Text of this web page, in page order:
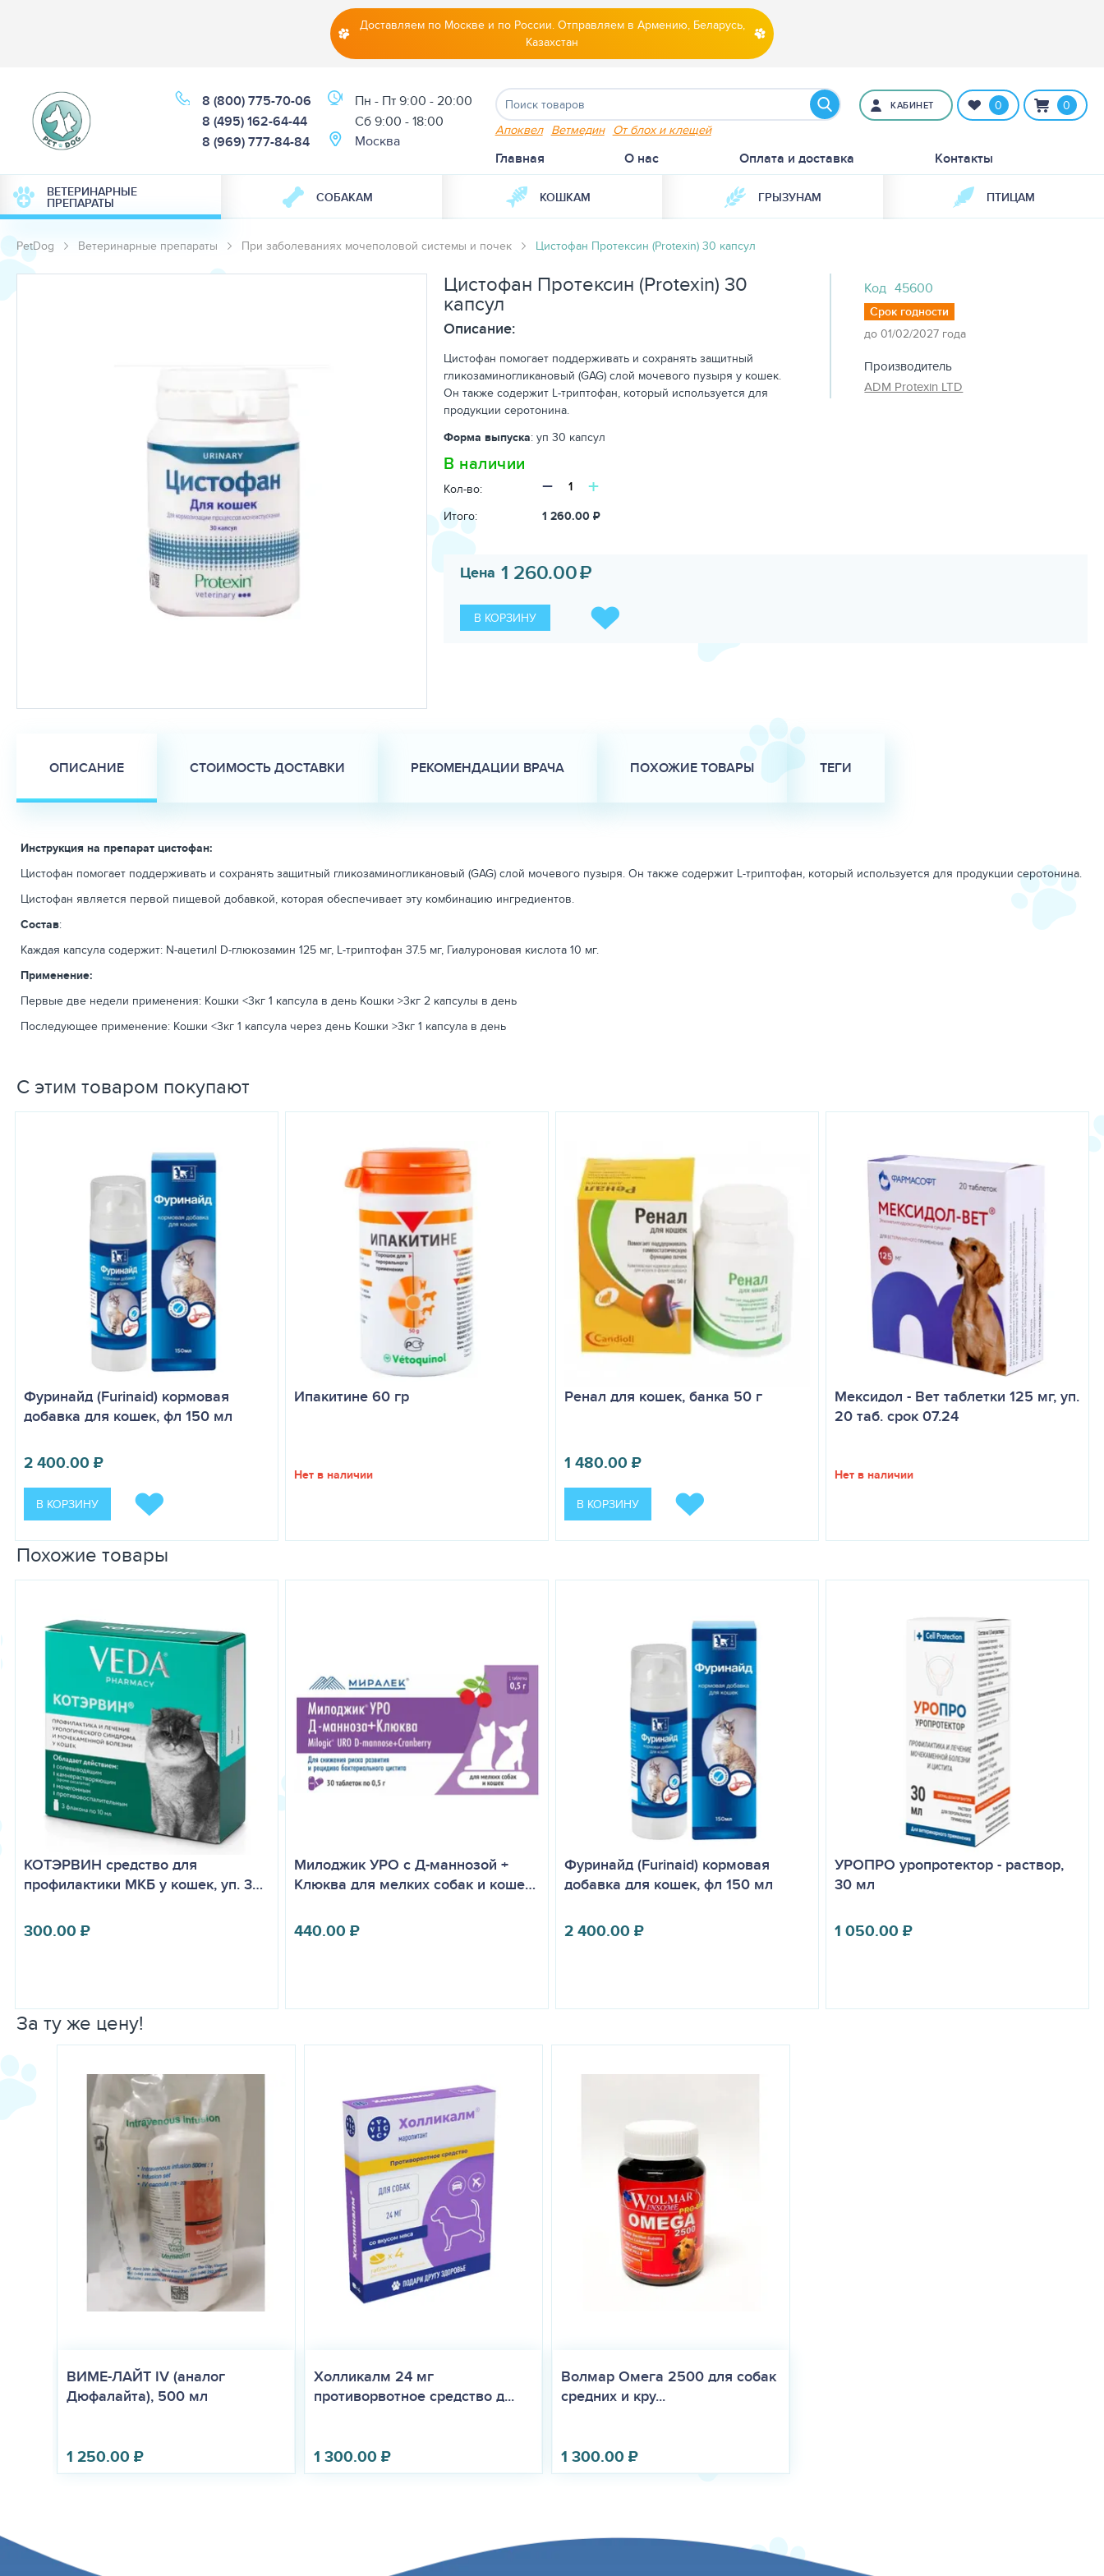
Доставляем по Москве и по России. Отправляем в Армению, Беларусь,
Казахстан
8 (800) 775-70-06
8 (495) 162-64-44
8 (969) 777-84-84
Пн - Пт 9:00 - 20:00
Cб 9:00 - 18:00
Москва
Апоквел Ветмедин От блох и клещей
КАБИНЕТ 0 0
Главная О нас Оплата и доставка Контакты
ВЕТЕРИНАРНЫЕ
ПРЕПАРАТЫ СОБАКАМ КОШКАМ ГРЫЗУНАМ ПТИЦАМ
PetDog Ветеринарные препараты При заболеваниях мочеполовой системы и почек Цистофан Протексин (Protexin) 30 капсул
Цистофан Протексин (Protexin) 30
капсул
Описание:
Цистофан помогает поддерживать и сохранять защитный
гликозаминогликановый (GAG) слой мочевого пузыря у кошек.
Он также содержит L-триптофан, который используется для
продукции серотонина.
Форма выпуска: уп 30 капсул
В наличии
Кол-во: − +
Итого: 1 260.00 ₽
Код 45600
Срок годности
до 01/02/2027 года
Производитель
ADM Protexin LTD
Цена 1 260.00₽
В КОРЗИНУ
ОПИСАНИЕ СТОИМОСТЬ ДОСТАВКИ РЕКОМЕНДАЦИИ ВРАЧА ПОХОЖИЕ ТОВАРЫ ТЕГИ
Инструкция на препарат цистофан:
Цистофан помогает поддерживать и сохранять защитный гликозаминогликановый (GAG) слой мочевого пузыря. Он также содержит L-триптофан, который используется для продукции серотонина.
Цистофан является первой пищевой добавкой, которая обеспечивает эту комбинацию ингредиентов.
Состав:
Каждая капсула содержит: N-ацетилl D-глюкозамин 125 мг, L-триптофан 37.5 мг, Гиалуроновая кислота 10 мг.
Применение:
Первые две недели применения: Кошки <3кг 1 капсула в день Кошки >3кг 2 капсулы в день
Последующее применение: Кошки <3кг 1 капсула через день Кошки >3кг 1 капсула в день
С этим товаром покупают
Фуринайд (Furinaid) кормовая
добавка для кошек, фл 150 мл
2 400.00₽
В КОРЗИНУ
Ипакитине 60 гр
Нет в наличии
Ренал для кошек, банка 50 г
1 480.00₽
В КОРЗИНУ
Мексидол - Вет таблетки 125 мг, уп.
20 таб. срок 07.24
Нет в наличии
Похожие товары
КОТЭРВИН средство для
профилактики МКБ у кошек, уп. 3…
300.00₽
Милоджик УРО с Д-маннозой +
Клюква для мелких собак и коше…
440.00₽
Фуринайд (Furinaid) кормовая
добавка для кошек, фл 150 мл
2 400.00₽
УРОПРО уропротектор - раствор,
30 мл
1 050.00₽
За ту же цену!
ВИМЕ-ЛАЙТ IV (аналог
Дюфалайта), 500 мл
1 250.00₽
Холликалм 24 мг
противорвотное средство д...
1 300.00₽
Волмар Омега 2500 для собак
средних и кру...
1 300.00₽